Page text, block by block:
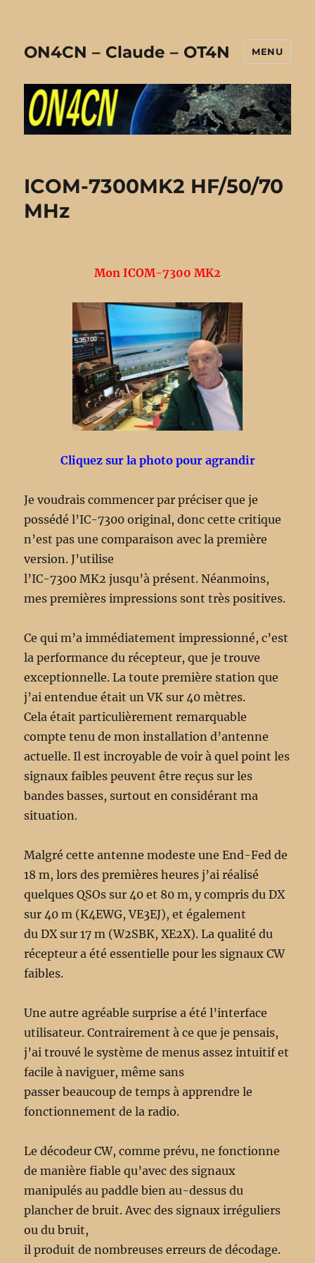
ON4CN – Claude – OT4N MENU
ICOM-7300MK2 HF/50/70
MHz
Mon ICOM-7300 MK2
Cliquez sur la photo pour agrandir
Je voudrais commencer par préciser que je
possédé l’IC-7300 original, donc cette critique
n’est pas une comparaison avec la première
version. J’utilise
l’IC-7300 MK2 jusqu’à présent. Néanmoins,
mes premières impressions sont très positives.
Ce qui m’a immédiatement impressionné, c’est
la performance du récepteur, que je trouve
exceptionnelle. La toute première station que
j’ai entendue était un VK sur 40 mètres.
Cela était particulièrement remarquable
compte tenu de mon installation d’antenne
actuelle. Il est incroyable de voir à quel point les
signaux faibles peuvent être reçus sur les
bandes basses, surtout en considérant ma
situation.
Malgré cette antenne modeste une End-Fed de
18 m, lors des premières heures j’ai réalisé
quelques QSOs sur 40 et 80 m, y compris du DX
sur 40 m (K4EWG, VE3EJ), et également
du DX sur 17 m (W2SBK, XE2X). La qualité du
récepteur a été essentielle pour les signaux CW
faibles.
Une autre agréable surprise a été l’interface
utilisateur. Contrairement à ce que je pensais,
j’ai trouvé le système de menus assez intuitif et
facile à naviguer, même sans
passer beaucoup de temps à apprendre le
fonctionnement de la radio.
Le décodeur CW, comme prévu, ne fonctionne
de manière fiable qu’avec des signaux
manipulés au paddle bien au-dessus du
plancher de bruit. Avec des signaux irréguliers
ou du bruit,
il produit de nombreuses erreurs de décodage.